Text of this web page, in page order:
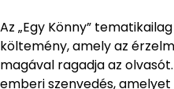
Az „Egy Könny”
költemény, amely az
magával ragadja az
emberi szenvedés,